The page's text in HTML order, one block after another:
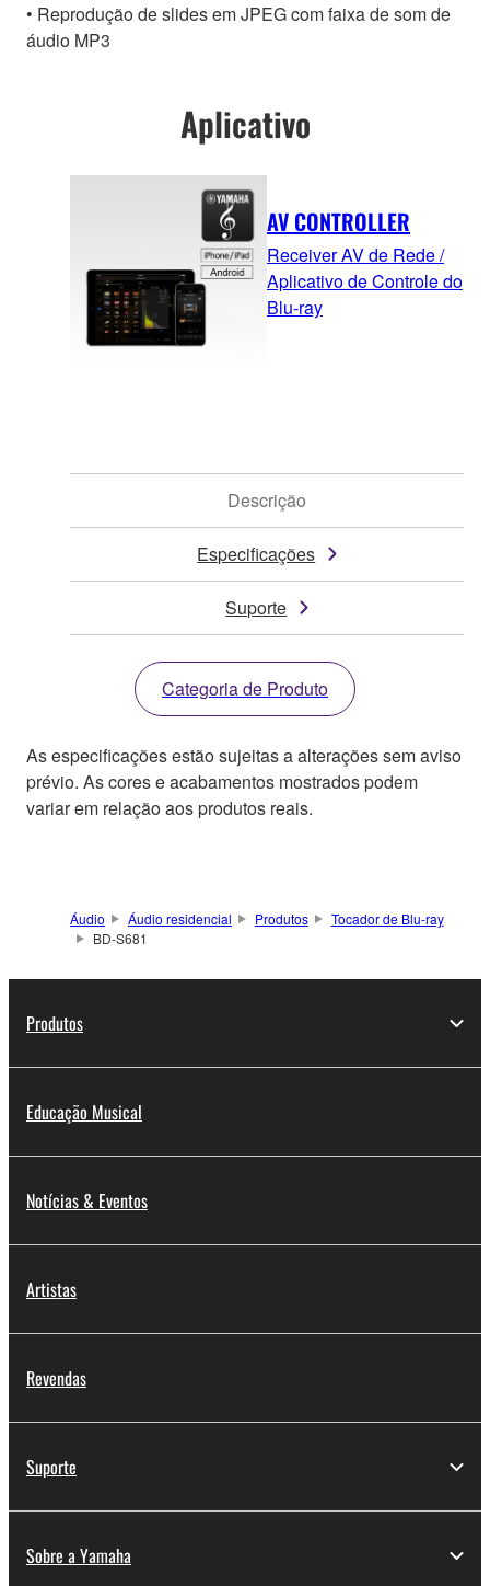
• Reprodução de slides em JPEG com faixa de som de
áudio MP3
Aplicativo
AV CONTROLLER
Receiver AV de Rede /
Aplicativo de Controle do
Blu-ray
Descrição
Especificações
Suporte
Categoria de Produto
As especificações estão sujeitas a alterações sem aviso
prévio. As cores e acabamentos mostrados podem
variar em relação aos produtos reais.
Áudio Áudio residencial Produtos
Tocador de Blu-ray
BD-S681
Produtos
Educação Musical
Notícias & Eventos
Artistas
Revendas
Suporte
Sobre a Yamaha